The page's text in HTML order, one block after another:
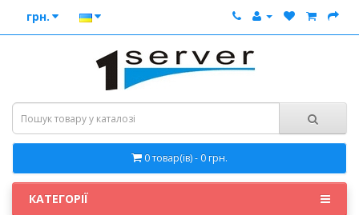
грн.
0 товар(ів) - 0 грн.
КАТЕГОРІЇ